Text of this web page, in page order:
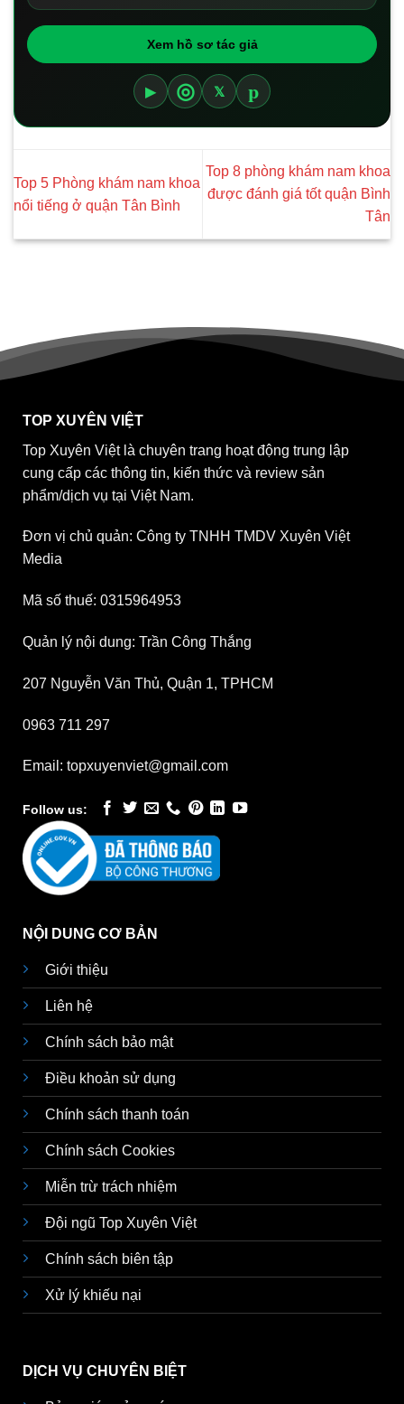
Xem hồ sơ tác giả
▶ ◎ 𝕏 p
Top 5 Phòng khám nam khoa
nổi tiếng ở quận Tân Bình
Top 8 phòng khám nam khoa
được đánh giá tốt quận Bình
Tân
TOP XUYÊN VIỆT
Top Xuyên Việt là chuyên trang hoạt động trung lập
cung cấp các thông tin, kiến thức và review sản
phẩm/dịch vụ tại Việt Nam.
Đơn vị chủ quản: Công ty TNHH TMDV Xuyên Việt
Media
Mã số thuế: 0315964953
Quản lý nội dung: Trần Công Thắng
207 Nguyễn Văn Thủ, Quận 1, TPHCM
0963 711 297
Email: topxuyenviet@gmail.com
Follow us:
NỘI DUNG CƠ BẢN
Giới thiệu
Liên hệ
Chính sách bảo mật
Điều khoản sử dụng
Chính sách thanh toán
Chính sách Cookies
Miễn trừ trách nhiệm
Đội ngũ Top Xuyên Việt
Chính sách biên tập
Xử lý khiếu nại
DỊCH VỤ CHUYÊN BIỆT